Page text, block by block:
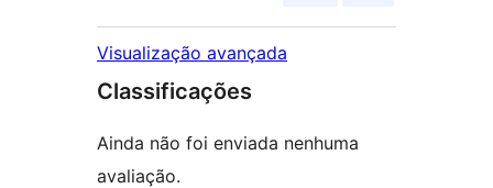
Visualização avançada
Classificações
Ainda não foi enviada nenhuma
avaliação.